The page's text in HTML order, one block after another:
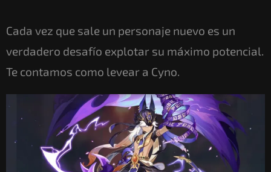
Cada vez que sale un personaje nuevo es un
verdadero desafío explotar su máximo potencial.
Te contamos como levear a Cyno.